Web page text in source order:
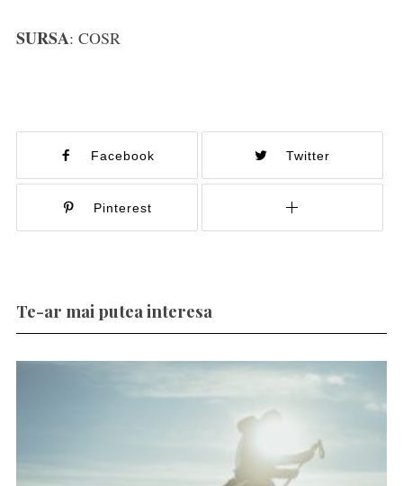
SURSA: COSR
Facebook Twitter
Pinterest
Te-ar mai putea interesa